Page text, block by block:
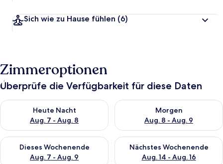
Sich wie zu Hause fühlen (6)
Zimmeroptionen
Überprüfe die Verfügbarkeit für diese Daten
Heute Nacht
Aug. 7 - Aug. 8
Überprüfe die Verfügbarkeit für heute Nacht, Aug. 7 - Aug. 8.
Morgen
Aug. 8 - Aug. 9
Überprüfe die Verfügbarkeit
Dieses Wochenende
Aug. 7 - Aug. 9
Überprüfe die Verfügbarkeit für dieses Wochenende, Aug. 7
Nächstes Wochenende
Aug. 14 - Aug. 16
Überprüfe die Verfügbarkeit